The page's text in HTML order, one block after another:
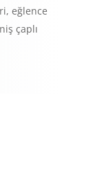
eğlence
çaplı